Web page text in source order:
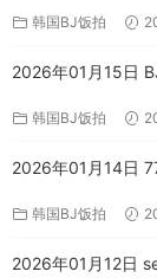
静，巴卡斯，平藤
比昂，蔡京，金娜
韩国BJ饭拍
2026年01月15日
斯，希豆，惠明，
艺恩，蔡西亚，诗
韩国BJ饭拍
2026年01月14日
小艺，平藤，恩有
酱，米豆，胜雅，
韩国BJ饭拍
2026年01月12日